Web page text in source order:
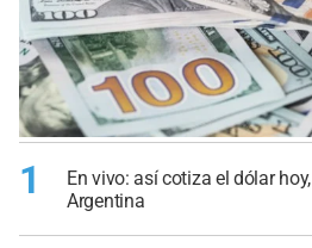
1
En vivo: así cotiza el dólar
Argentina